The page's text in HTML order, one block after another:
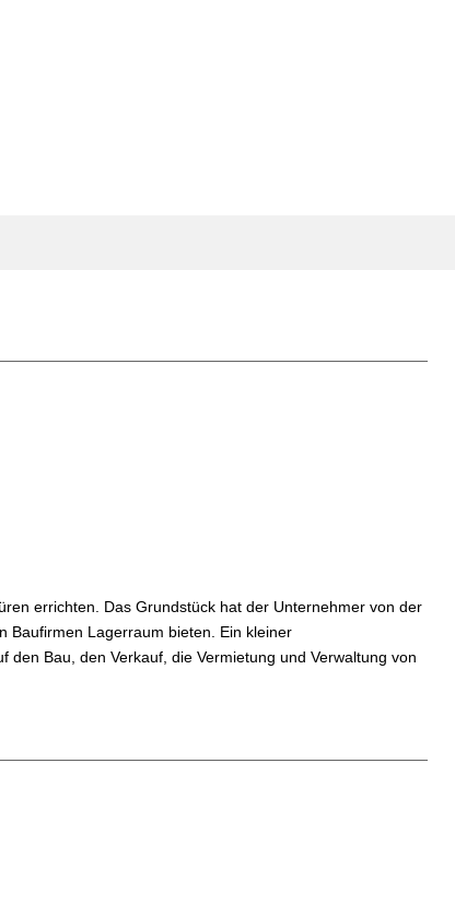
errichten. Das Grundstück hat der Unternehmer von der
Baufirmen Lagerraum bieten. Ein kleiner
Bau, den Verkauf, die Vermietung und Verwaltung von